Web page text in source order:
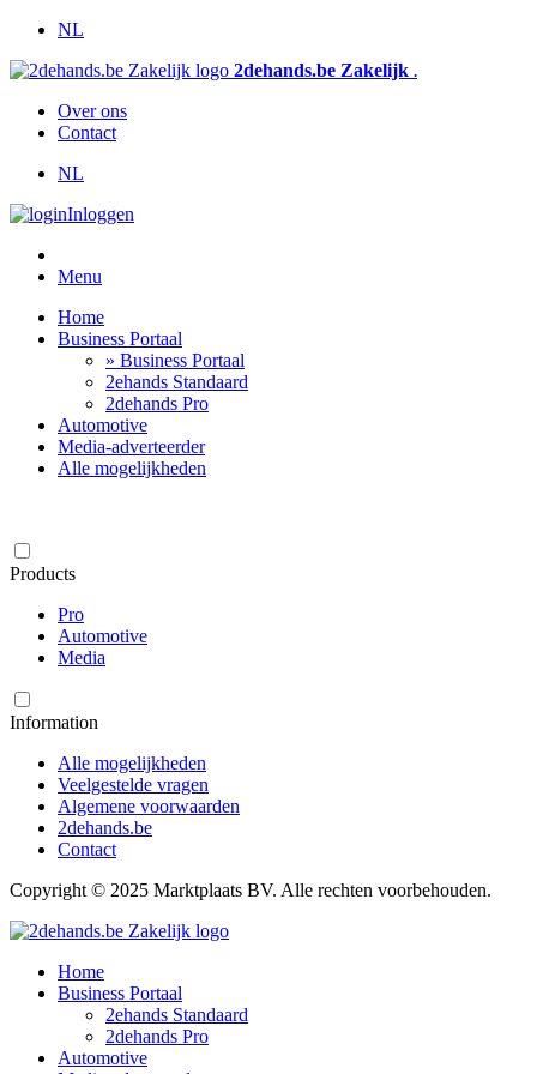
NL
2dehands.be Zakelijk .
Over ons
Contact
NL
Inloggen
Menu
Home
Business Portaal
» Business Portaal
2ehands Standaard
2dehands Pro
Automotive
Media-adverteerder
Alle mogelijkheden
Products
Pro
Automotive
Media
Information
Alle mogelijkheden
Veelgestelde vragen
Algemene voorwaarden
2dehands.be
Contact
Copyright © 2025 Marktplaats BV. Alle rechten voorbehouden.
Home
Business Portaal
2ehands Standaard
2dehands Pro
Automotive